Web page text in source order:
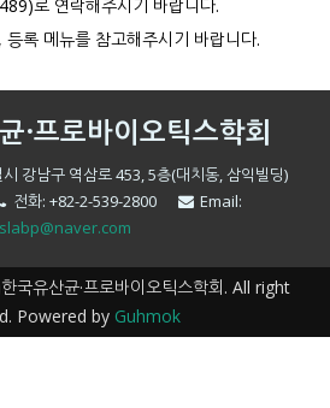
로 연락해주시기 바랍니다.
록 메뉴를 참고해주시기 바랍니다.
·프로바이오틱스학회
강남구 역삼로 453, 5층(대치동, 삼익빌딩)
전화: +82-2-539-2800
Email:
유산균·프로바이오틱스학회. All right
Powered by Guhmok